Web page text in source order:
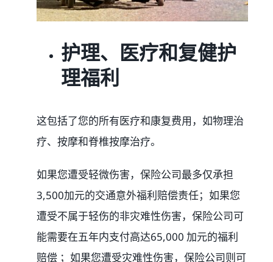
护理、医疗和复健护
理福利
这包括了您的所有医疗和康复费用，如物理治
疗、按摩和脊椎按摩治疗。
如果您遭受轻微伤害，保险公司最多仅承担
3,500加元的交通意外福利赔偿责任；如果您
遭受不属于轻伤的非灾难性伤害，保险公司可
能需要在五年内支付高达65,000 加元的福利
赔偿 ；如果您遭受灾难性伤害，保险公司则可